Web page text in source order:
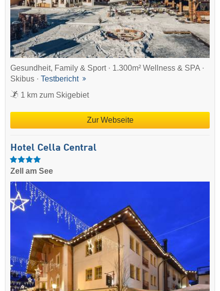
Gesundheit, Family & Sport · 1.300m² Wellness & SPA ·
Skibus · Testbericht
1 km zum Skigebiet
Zur Webseite
Hotel Cella Central
Zell am See